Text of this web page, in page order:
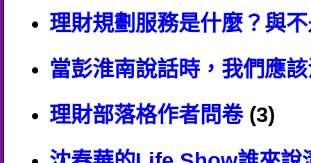
理財規劃服務是什麼？與
當彭淮南說話時，我們應
理財部落格作者問卷(3)